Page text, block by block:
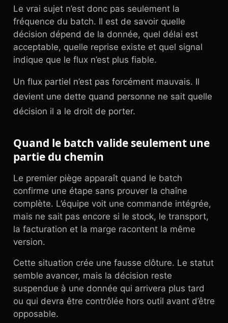
Le vrai sujet n’est donc pas seulement la
fréquence du batch. Il est de savoir quelle
décision dépend de la donnée, quel délai est
acceptable, quelle reprise existe et quel signal
indique que le flux n’est plus fiable.
Un flux partiel n’est pas forcément mauvais. Il
devient une dette quand personne ne sait quelle
décision il a le droit de porter.
Quand le batch valide seulement une
partie du chemin
Le premier piège apparaît quand le batch
confirme une étape sans prouver la chaîne
complète. L’équipe voit une commande intégrée,
mais ne sait pas encore si le stock, le transport,
la facturation et la marge racontent la même
version.
Cette situation crée une fausse clôture. Le statut
semble avancer, mais la décision reste
suspendue à une donnée qui arrivera plus tard
ou qui devra être contrôlée hors outil avant d’être
opposable.